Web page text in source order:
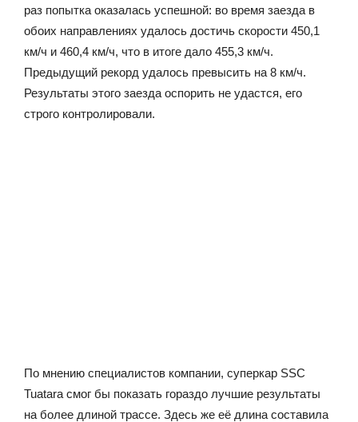
раз попытка оказалась успешной: во время заезда в
обоих направлениях удалось достичь скорости 450,1
км/ч и 460,4 км/ч, что в итоге дало 455,3 км/ч.
Предыдущий рекорд удалось превысить на 8 км/ч.
Результаты этого заезда оспорить не удастся, его
строго контролировали.
По мнению специалистов компании, суперкар SSC
Tuatara смог бы показать гораздо лучшие результаты
на более длиной трассе. Здесь же её длина составила